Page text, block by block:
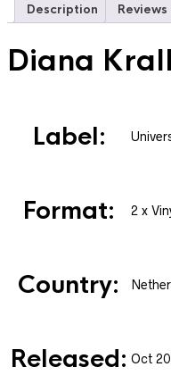
Description Reviews
Diana Krall
Label:
Format: 2 x
Country:
Released: Oct